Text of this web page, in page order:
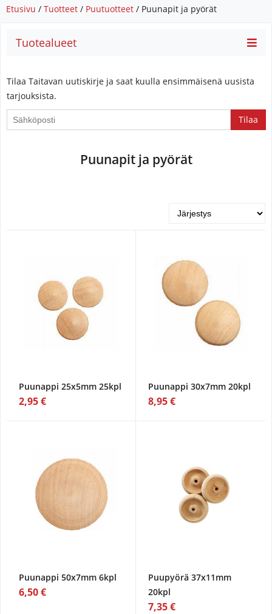
Etusivu / Tuotteet / Puutuotteet / Puunapit ja pyörät
Tuotealueet
Tilaa Taitavan uutiskirje ja saat kuulla ensimmäisenä uusista
tarjouksista.
you
Puunapit ja pyörät
Puunappi 25x5mm 25kpl
2,95 €
Puunappi 30x7mm 20kpl
8,95 €
Puunappi 50x7mm 6kpl
6,50 €
Puupyörä 37x11mm
20kpl
7,35 €